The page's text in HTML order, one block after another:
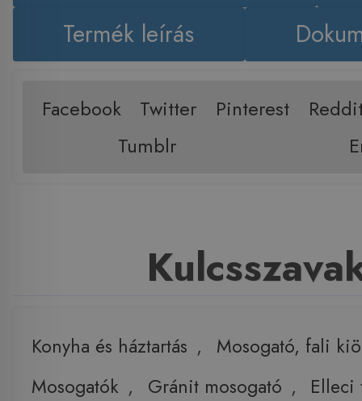
Termék leírás
Facebook Twitter Pinterest
Tumblr
Konyha és háztartás ,
Mosogató, fali
Mosogatók , Gránit mosogató ,
Elleci